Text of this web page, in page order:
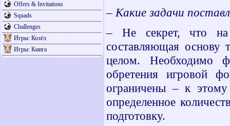
Offers & Invitations
Squads
Challenges
Игры: Козёл
Игры: Кинга
– Какие задачи
– Не секрет, что на
составляющая основу
целом. Необходимо
обретения игровой
ограничены – к
определенное
подготовку.